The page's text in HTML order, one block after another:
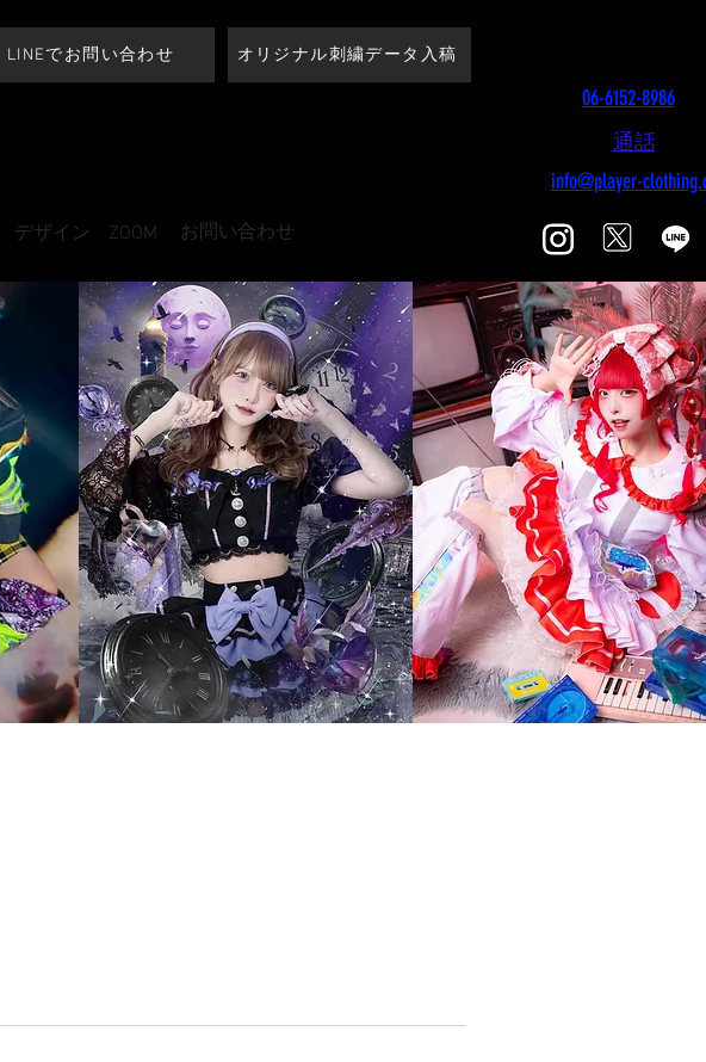
LINEでお問い合わせ オリジナル刺繍データ入稿
06-6152-8986
通話
info@player-
​デザイン ​ZOOM ​お問い合わせ